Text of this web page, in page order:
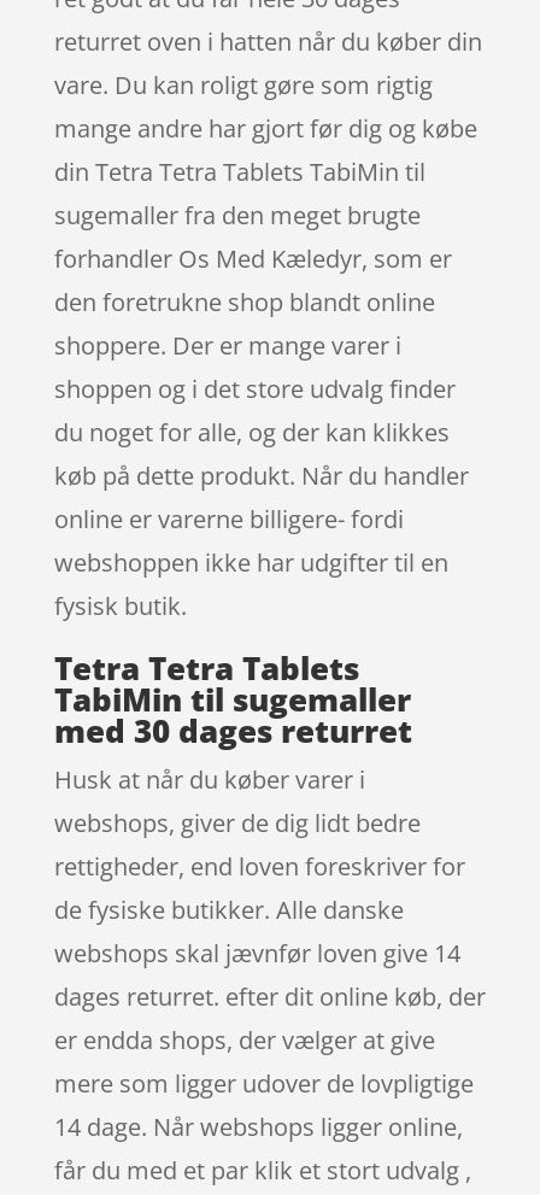
returret oven i hatten når du køber din
vare. Du kan roligt gøre som rigtig
mange andre har gjort før dig og købe
din Tetra Tetra Tablets TabiMin til
sugemaller fra den meget brugte
forhandler Os Med Kæledyr, som er
den foretrukne shop blandt online
shoppere. Der er mange varer i
shoppen og i det store udvalg finder
du noget for alle, og der kan klikkes
køb på dette produkt. Når du handler
online er varerne billigere- fordi
webshoppen ikke har udgifter til en
fysisk butik.
Tetra Tetra Tablets
TabiMin til sugemaller
med 30 dages returret
Husk at når du køber varer i
webshops, giver de dig lidt bedre
rettigheder, end loven foreskriver for
de fysiske butikker. Alle danske
webshops skal jævnfør loven give 14
dages returret. efter dit online køb, der
er endda shops, der vælger at give
mere som ligger udover de lovpligtige
14 dage. Når webshops ligger online,
får du med et par klik et stort udvalg ,